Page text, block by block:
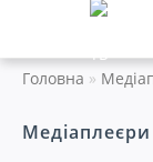
Головна